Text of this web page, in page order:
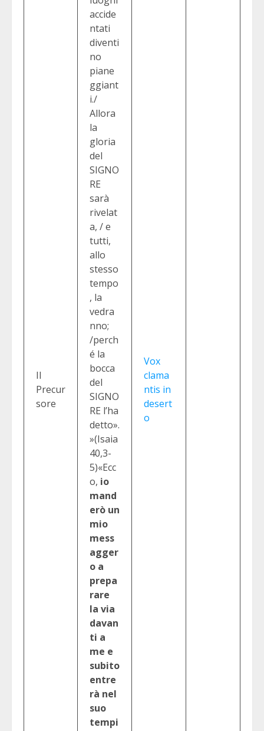
Il
Precur
sore
accide
ntati
diventi
no
piane
ggiant
i./
Allora
la
gloria
del
SIGNO
RE
sarà
rivelat
a, / e
tutti,
allo
stesso
tempo
, la
vedra
nno;
/perch
é la
bocca
del
SIGNO
RE l’ha
detto».
»(Isaia
40,3-
5)«Ecc
o, io
mand
erò un
mio
mess
agger
o a
prepa
rare
la via
davan
ti a
me e
subito
entre
rà nel
suo
tempi
Vox
clama
ntis in
desert
o